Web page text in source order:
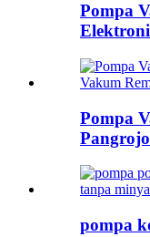
Pompa
Pompa
pompa